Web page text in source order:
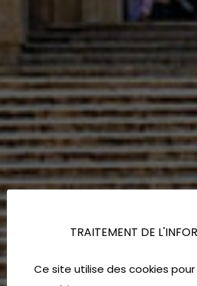
TRAITEMENT DE
Ce site utilise des cookies